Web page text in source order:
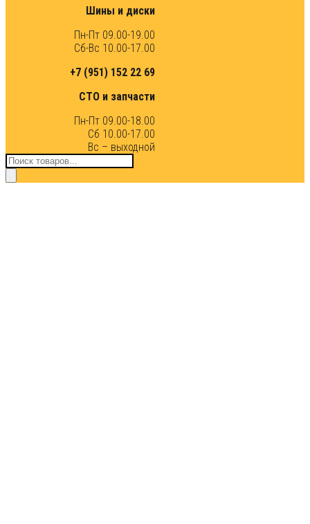
Шины и диски
Пн-Пт 09.00-19.00
Сб-Вс 10.00-17.00
+7 (951) 152 22 69
СТО и запчасти
Пн-Пт 09.00-18.00
Сб 10.00-17.00
Вс – выходной
Поиск
товаров